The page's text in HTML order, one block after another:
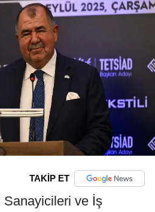
TAKİP ET
Sanayicileri ve İş